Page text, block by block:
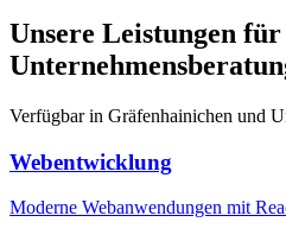
Unsere Leistungen für
Verfügbar in Gräfenhainichen und
Webentwicklung
Moderne Webanwendungen mit